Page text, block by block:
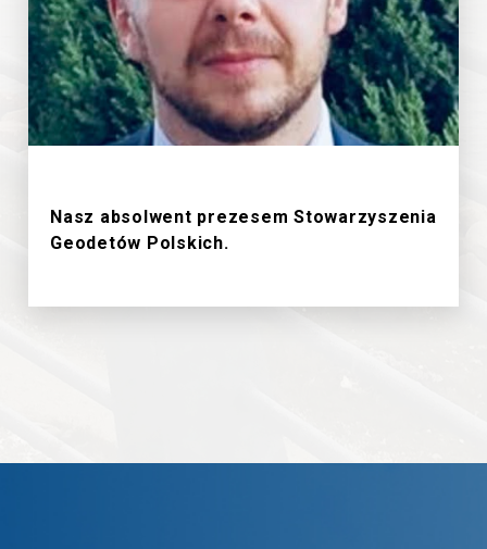
Nasz absolwent prezesem Stowarzyszenia
Geodetów Polskich.